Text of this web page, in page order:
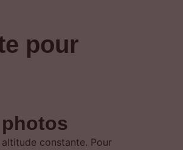
pour
constante. Pour